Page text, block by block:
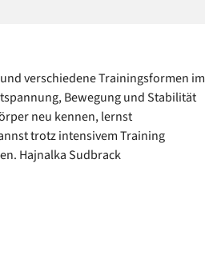
verschiedene Trainingsformen im
Bewegung und Stabilität
neu kennen, lernst
trotz intensivem Training
Hajnalka Sudbrack